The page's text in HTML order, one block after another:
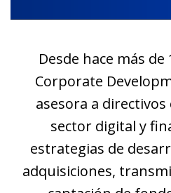
Desde hace más de
Corporate
asesora a
sector digital y
estrategias de
adquisiciones,